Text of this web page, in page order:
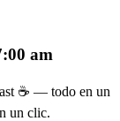
am
☕ — todo en un
un clic.